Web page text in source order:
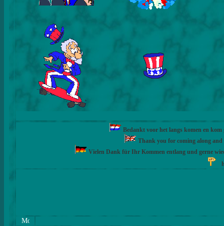
Bedankt voor het langs komen en
Thank you for coming along and
Vielen Dank für Ihr Kommen entlang und gerne